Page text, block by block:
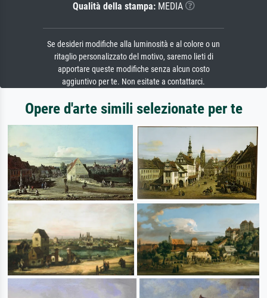
Qualità della stampa:MEDIA
Se desideri modifiche alla luminosità e al colore o un
ritaglio personalizzato del motivo, saremo lieti di
apportare queste modifiche senza alcun costo
aggiuntivo per te. Non esitate a contattarci.
Opere d'arte simili selezionate per te